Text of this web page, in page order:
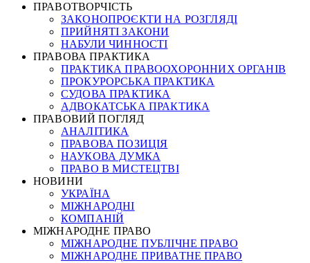
ПРАВОТВОРЧІСТЬ
ЗАКОНОПРОЄКТИ НА РОЗГЛЯДІ
ПРИЙНЯТІ ЗАКОНИ
НАБУЛИ ЧИННОСТІ
ПРАВОВА ПРАКТИКА
ПРАКТИКА ПРАВООХОРОННИХ ОРГАНІВ
ПРОКУРОРСЬКА ПРАКТИКА
СУДОВА ПРАКТИКА
АДВОКАТСЬКА ПРАКТИКА
ПРАВОВИЙ ПОГЛЯД
АНАЛІТИКА
ПРАВОВА ПОЗИЦІЯ
НАУКОВА ДУМКА
ПРАВО В МИСТЕЦТВІ
НОВИНИ
УКРАЇНА
МІЖНАРОДНІ
КОМПАНІЙ
МІЖНАРОДНЕ ПРАВО
МІЖНАРОДНЕ ПУБЛІЧНЕ ПРАВО
МІЖНАРОДНЕ ПРИВАТНЕ ПРАВО